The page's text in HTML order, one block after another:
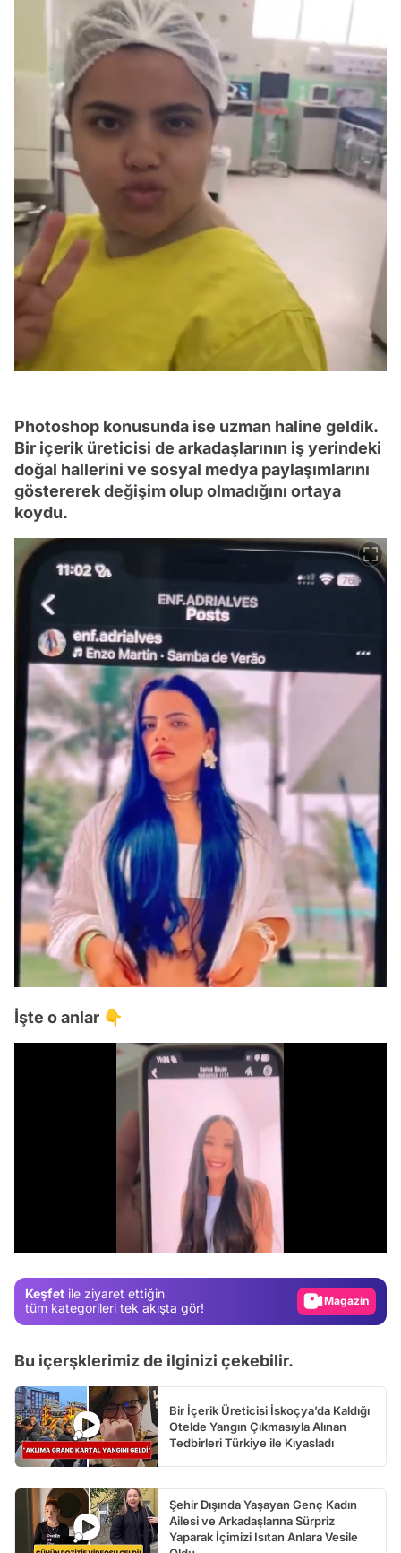
Photoshop konusunda ise uzman haline geldik.
Bir içerik üreticisi de arkadaşlarının iş yerindeki
doğal hallerini ve sosyal medya paylaşımlarını
göstererek değişim olup olmadığını ortaya
koydu.
İşte o anlar 👇
Keşfet ile ziyaret ettiğin
tüm kategorileri tek akışta gör!
Video
Bu içerşklerimiz de ilginizi çekebilir.
Bir İçerik Üreticisi İskoçya’da Kaldığı
Otelde Yangın Çıkmasıyla Alınan
Tedbirleri Türkiye ile Kıyasladı
Şehir Dışında Yaşayan Genç Kadın
Ailesi ve Arkadaşlarına Sürpriz
Yaparak İçimizi Isıtan Anlara Vesile